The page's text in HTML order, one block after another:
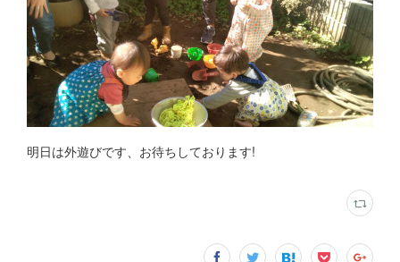
明日は外遊びです、お待ちしております!